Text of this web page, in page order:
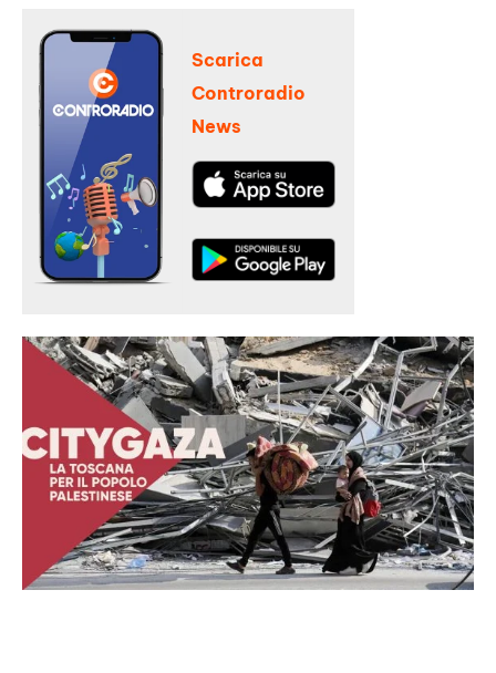
Scarica
Controradio
News